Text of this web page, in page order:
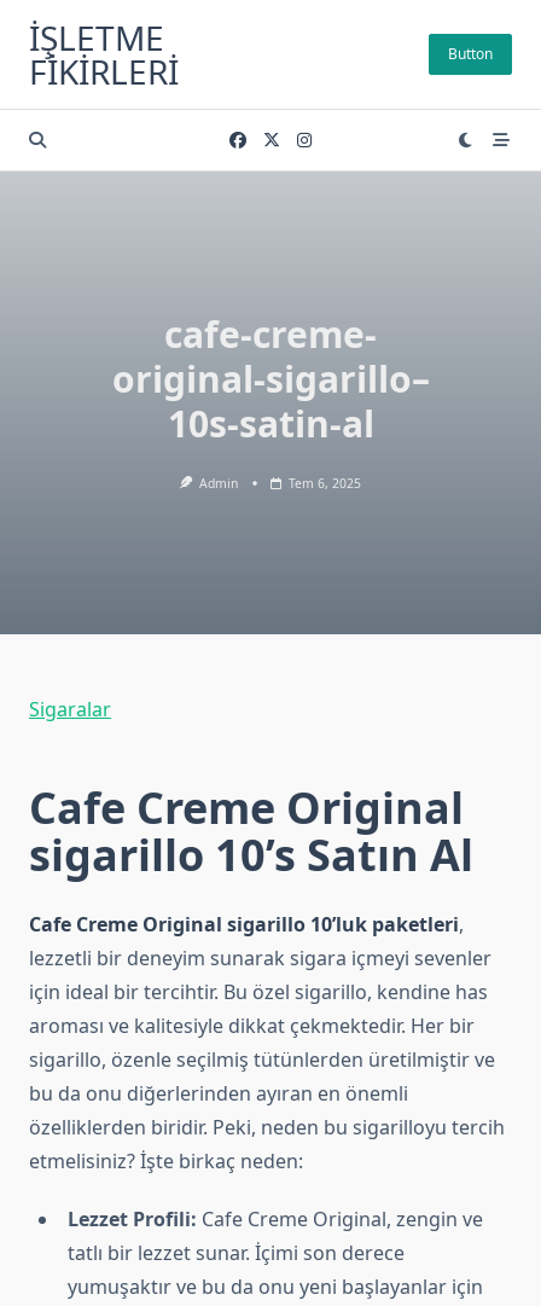
content
İŞLETME
FIKIRLERI Button
cafe-creme-
original-sigarillo–
10s-satin-al
Admin Tem 6, 2025
Sigaralar
Cafe Creme Original
sigarillo 10’s Satın Al
Cafe Creme Original sigarillo 10’luk paketleri,
lezzetli bir deneyim sunarak sigara içmeyi sevenler
için ideal bir tercihtir. Bu özel sigarillo, kendine has
aroması ve kalitesiyle dikkat çekmektedir. Her bir
sigarillo, özenle seçilmiş tütünlerden üretilmiştir ve
bu da onu diğerlerinden ayıran en önemli
özelliklerden biridir. Peki, neden bu sigarilloyu tercih
etmelisiniz? İşte birkaç neden:
Lezzet Profili: Cafe Creme Original, zengin ve
tatlı bir lezzet sunar. İçimi son derece
yumuşaktır ve bu da onu yeni başlayanlar için